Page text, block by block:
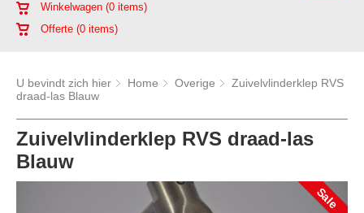
Winkelwagen (0 items)
Offerte (0 items)
U bevindt zich hier Home Overige
Zuivelvlinderklep RVS
draad-las Blauw
Zuivelvlinderklep RVS draad-las
Blauw
Sale